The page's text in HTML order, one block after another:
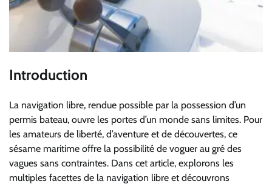
Introduction
La navigation libre, rendue possible par la possession d’un
permis bateau, ouvre les portes d’un monde sans limites. Pour
les amateurs de liberté, d’aventure et de découvertes, ce
sésame maritime offre la possibilité de voguer au gré des
vagues sans contraintes. Dans cet article, explorons les
multiples facettes de la navigation libre et découvrons